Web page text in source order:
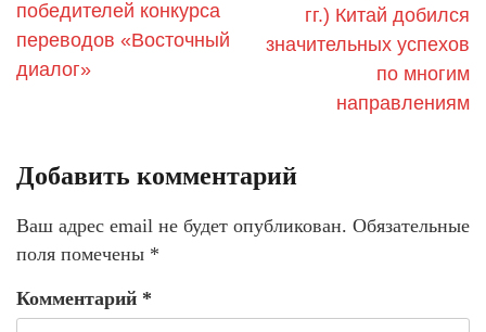
победителей конкурса
переводов «Восточный
диалог»
гг.) Китай добился
значительных успехов
по многим
направлениям
Добавить комментарий
Ваш адрес email не будет опубликован. Обязательные
поля помечены *
Комментарий *